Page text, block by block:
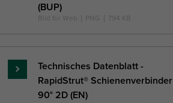
(BUP)
Bild für Web PNG 794 KB
Mehr
Technisches Datenblatt -
RapidStrut® Schienenverbinder
90° 2D (EN)